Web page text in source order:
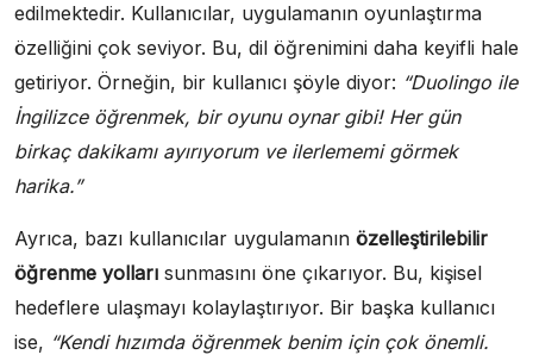
edilmektedir. Kullanıcılar, uygulamanın oyunlaştırma
özelliğini çok seviyor. Bu, dil öğrenimini daha keyifli hale
getiriyor. Örneğin, bir kullanıcı şöyle diyor: “Duolingo ile
İngilizce öğrenmek, bir oyunu oynar gibi! Her gün
birkaç dakikamı ayırıyorum ve ilerlememi görmek
harika.”
Ayrıca, bazı kullanıcılar uygulamanın özelleştirilebilir
öğrenme yolları sunmasını öne çıkarıyor. Bu, kişisel
hedeflere ulaşmayı kolaylaştırıyor. Bir başka kullanıcı
ise, “Kendi hızımda öğrenmek benim için çok önemli.